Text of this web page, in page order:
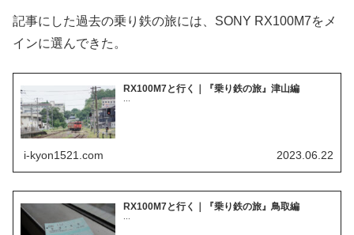
記事にした過去の乗り鉄の旅には、SONY RX100M7をメ
インに選んできた。
RX100M7と行く｜『乗り鉄の旅』津山編
i-kyon1521.com 2023.06.22
RX100M7と行く｜『乗り鉄の旅』鳥取編